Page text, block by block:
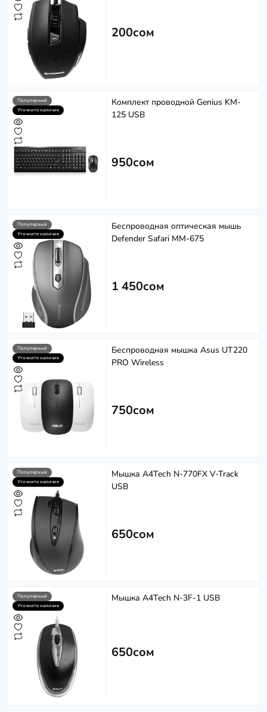
200сом
Популярный
Уточните наличие
Комплект проводной Genius KM-
125 USB
950сом
Популярный
Уточните наличие
Беспроводная оптическая мышь
Defender Safari MM-675
1 450сом
Популярный
Уточните наличие
Беспроводная мышка Asus UT220
PRO Wireless
750сом
Популярный
Уточните наличие
Мышка A4Tech N-770FX V-Track
USB
650сом
Популярный
Уточните наличие
Мышка A4Tech N-3F-1 USB
650сом